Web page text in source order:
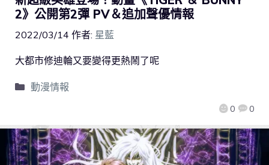
2》公開第2彈 PV＆追加聲優情報
2022/03/14 作者: 星藍
0 0
大都市修迪輪又要變得更熱鬧了呢
動漫情報